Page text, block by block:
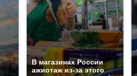
В магазинах России
ажиотаж из-за этого